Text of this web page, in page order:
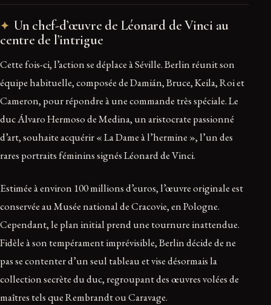
Un chef-d’œuvre de Léonard de Vinci au
centre de l’intrigue
Cette fois-ci, l’action se déplace à Séville. Berlin réunit son
équipe habituelle, composée de Damián, Bruce, Keila, Roi et
Cameron, pour répondre à une commande très spéciale. Le
duc Álvaro Hermoso de Medina, un aristocrate passionné
d’art, souhaite acquérir « La Dame à l’hermine », l’un des
rares portraits féminins signés Léonard de Vinci.
Estimée à environ 100 millions d’euros, l’œuvre originale est
conservée au Musée national de Cracovie, en Pologne.
Cependant, le plan initial prend une tournure inattendue.
Fidèle à son tempérament imprévisible, Berlin décide de ne
pas se contenter d’un seul tableau et vise désormais la
collection secrète du duc, regroupant des œuvres volées de
maîtres tels que Rembrandt ou Caravage.